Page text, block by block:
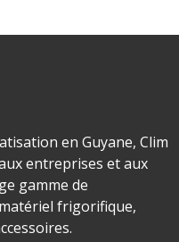
en Guyane, Clim
entreprises et aux
gamme de
frigorifique,